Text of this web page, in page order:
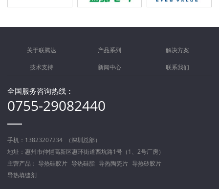
关于联腾达 产品系列 解决方案
技术支持 新闻中心 联系我们
全国服务咨询热线：
0755-29082440
手机：13823207234 （深圳总部）
地址：惠州市仲恺高新区惠环街道西坑路1号（1、2号厂房）
主营产品： 导热硅胶片 导热硅脂 导热陶瓷片 导热矽胶片
导热填缝剂